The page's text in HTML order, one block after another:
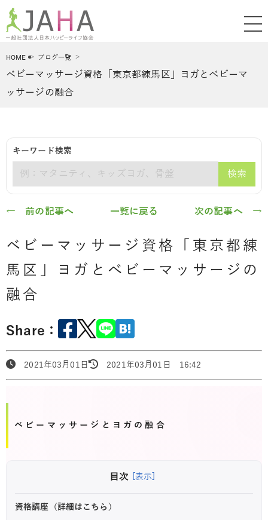
HOME ブログ一覧
ベビーマッサージ資格「東京都練馬区」ヨガとべビーマ
ッサージの融合
キーワード検索
検索
← 前の記事へ 一覧に戻る 次の記事へ →
ベビーマッサージ資格「東京都練
馬区」ヨガとべビーマッサージの
融合
Share：
2021年03月01日 2021年03月01日 16:42
ベビーマッサージとヨガの融合
目次 [表示]
資格講座（詳細はこちら）